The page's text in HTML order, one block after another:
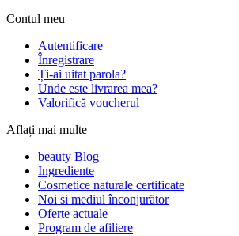
Contul meu
Autentificare
Înregistrare
Ți-ai uitat parola?
Unde este livrarea mea?
Valorifică voucherul
Aflați mai multe
beauty Blog
Ingrediente
Cosmetice naturale certificate
Noi si mediul înconjurător
Oferte actuale
Program de afiliere